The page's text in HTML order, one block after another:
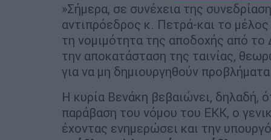
»Σήμερα, σε συνέχεια της
αντιπρόεδρος κ. Πετρά-και το
τη νομιμότητα της αποδοχής από
την αποκατάσταση της ταινίας,
για να μη δημιουργηθούν
Η κυρία Βενάκη βεβαιώνει, δηλαδή,
παράβαση του νόμου του ΕΚΚ, ο
έχοντας ενημερώσει και την